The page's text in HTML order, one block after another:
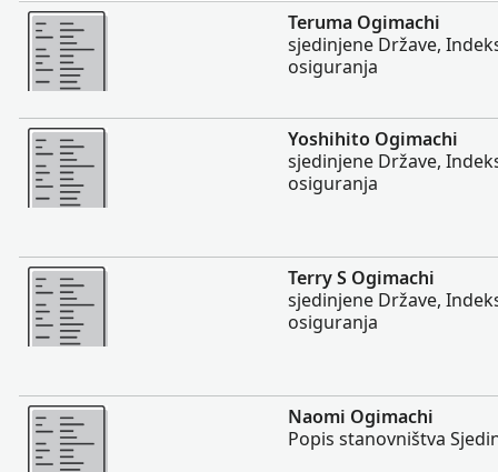
Više
Teruma Ogimachi
sjedinjene Države,
osiguranja
Više
Yoshihito Ogimachi
sjedinjene Države,
osiguranja
Više
Terry S Ogimachi
sjedinjene Države,
osiguranja
Više
Naomi Ogimachi
Popis stanovništva